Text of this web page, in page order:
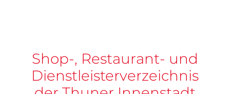
Shop-, Restaurant- und
Dienstleisterverzeichnis